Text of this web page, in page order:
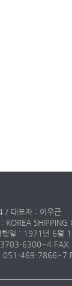
/ 대표자 : 이우근
SHIPPING
행일 : 1971년 6월 1
3703-6300~4
: 051-469-